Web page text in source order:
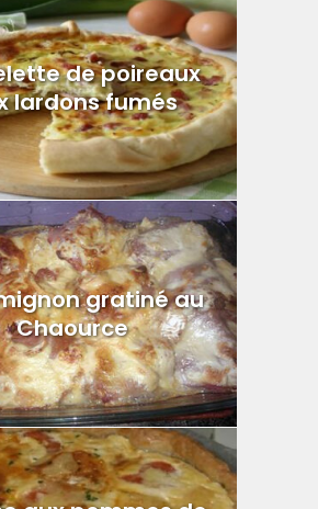
de poireaux
lardons fumés
gratiné au
Chaource